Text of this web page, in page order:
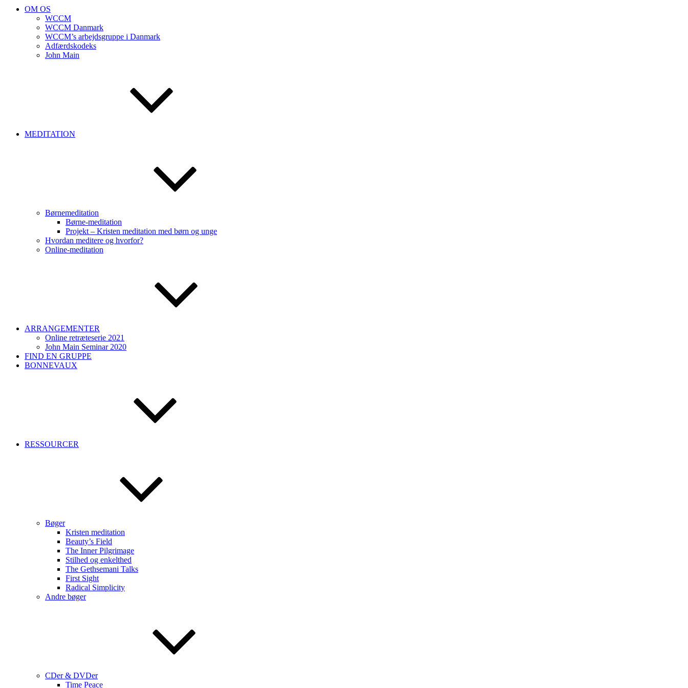
OM OS
WCCM
WCCM Danmark
WCCM’s arbejdsgruppe i Danmark
Adfærdskodeks
John Main
MEDITATION
Børnemeditation
Børne-meditation
Projekt – Kristen meditation med børn og unge
Hvordan meditere og hvorfor?
Online-meditation
ARRANGEMENTER
Online retræteserie 2021
John Main Seminar 2020
FIND EN GRUPPE
BONNEVAUX
RESSOURCER
Bøger
Kristen meditation
Beauty’s Field
The Inner Pilgrimage
Stilhed og enkelthed
The Gethsemani Talks
First Sight
Radical Simplicity
Andre bøger
CDer & DVDer
Time Peace